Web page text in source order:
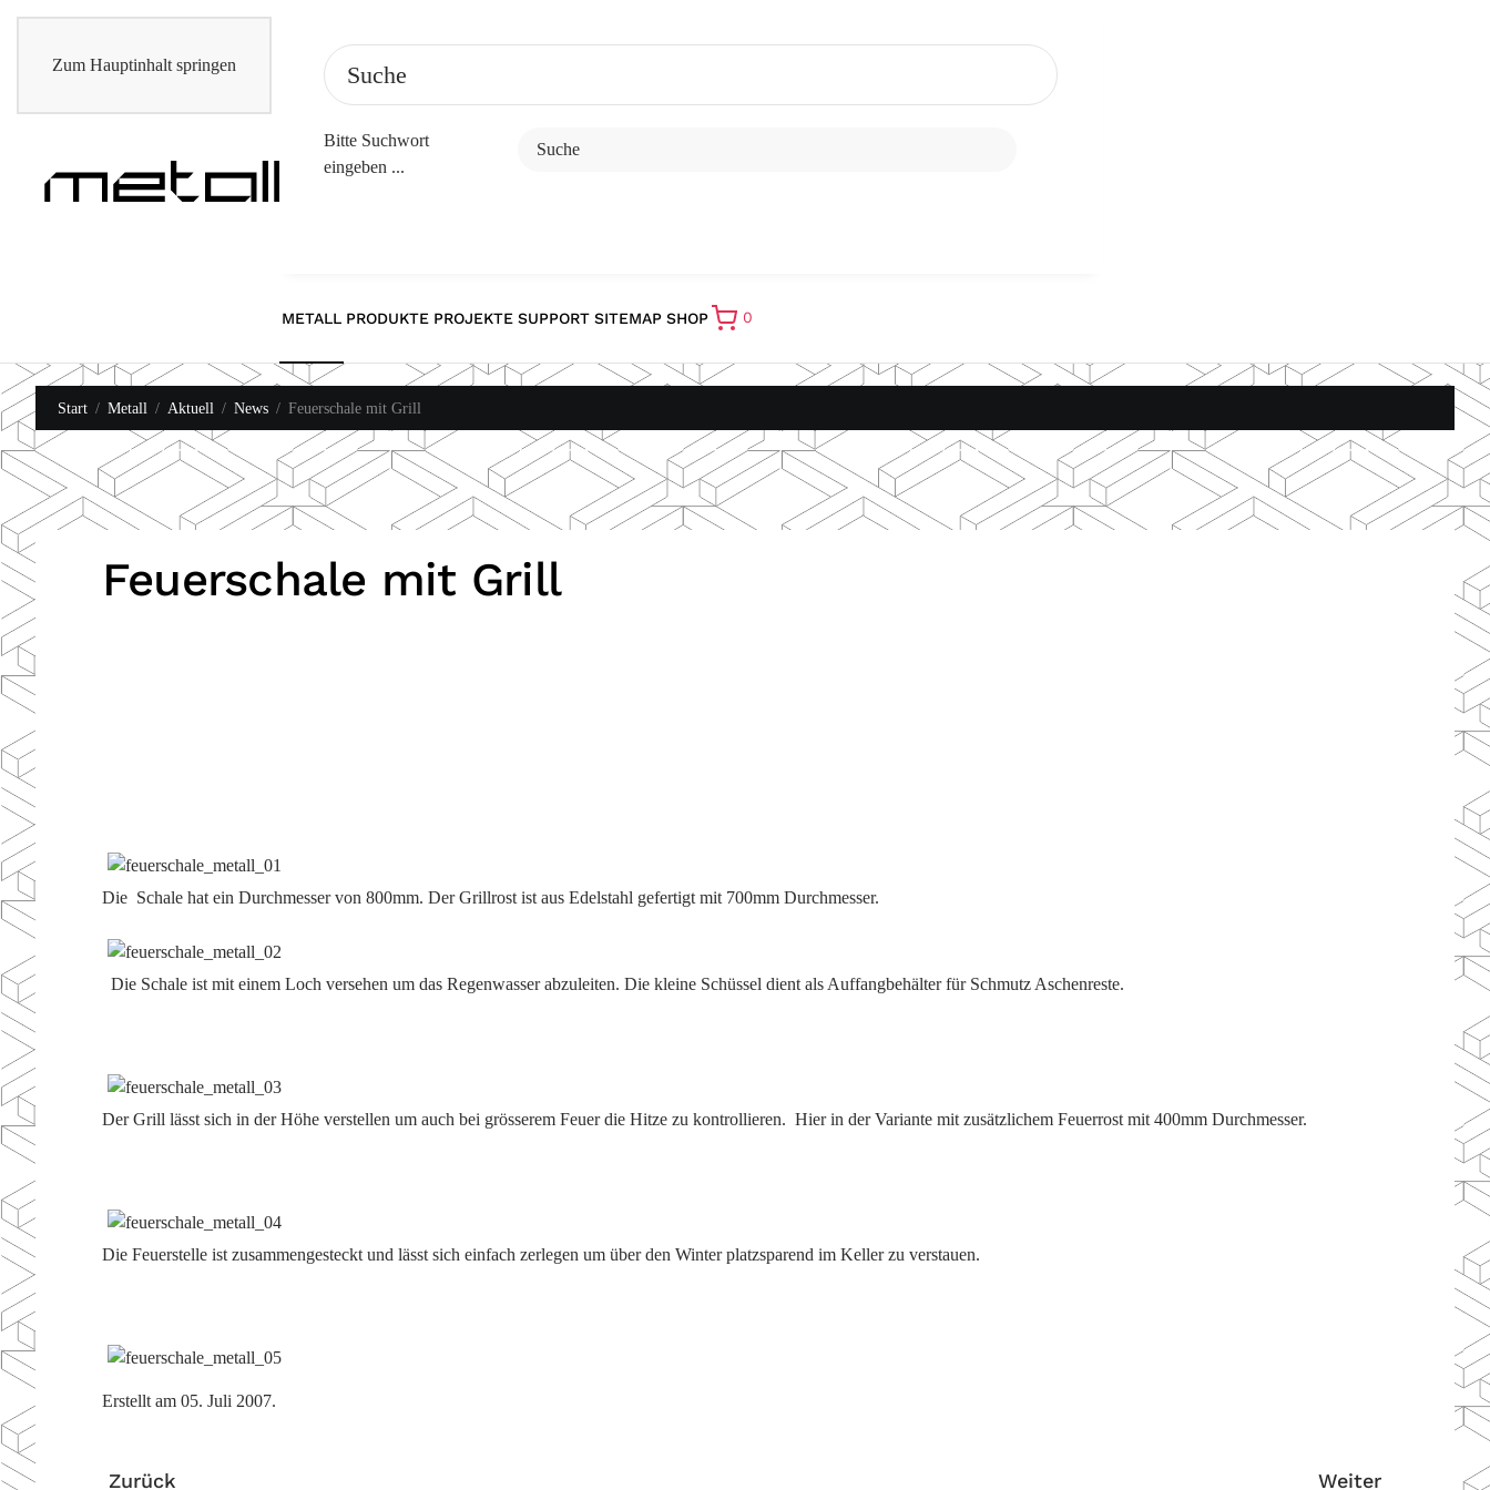
Zum Hauptinhalt springen
Bitte Suchwort
eingeben ...
METALL PRODUKTE PROJEKTE SUPPORT SITEMAP SHOP 0
Start Metall Aktuell News Feuerschale mit Grill
Feuerschale mit Grill
Die Schale hat ein Durchmesser von 800mm. Der Grillrost ist aus Edelstahl gefertigt mit 700mm Durchmesser.
Die Schale ist mit einem Loch versehen um das Regenwasser abzuleiten. Die kleine Schüssel dient als Auffangbehälter für Schmutz Aschenreste.
Der Grill lässt sich in der Höhe verstellen um auch bei grösserem Feuer die Hitze zu kontrollieren. Hier in der Variante mit zusätzlichem Feuerrost mit 400mm Durchmesser.
Die Feuerstelle ist zusammengesteckt und lässt sich einfach zerlegen um über den Winter platzsparend im Keller zu verstauen.
Erstellt am 05. Juli 2007.
Zurück Weiter